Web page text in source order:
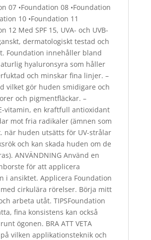
07 •Foundation 08 •Foundation
10 •Foundation 11
12 Med SPF 15, UVA- och UVB-
dermatologiskt testad och
Foundation innehåller bland
hyaluronsyra som håller
och minskar fina linjer. –
vilket gör huden smidigare och
och pigmentfläckar. –
vitamin, en kraftfull antioxidant
mot fria radikaler (ämnen som
när huden utsätts för UV-strålar
och kan skada huden om de
ANVÄNDNING Använd en
för att applicera
i ansiktet. Applicera Foundation
cirkulära rörelser. Börja mitt
arbeta utåt. TIPSFoundation
fina konsistens kan också
ögonen. BRA ATT VETA
vilken applikationsteknik och